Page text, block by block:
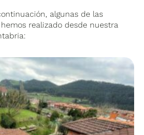
algunas de las
realizado desde nuestra